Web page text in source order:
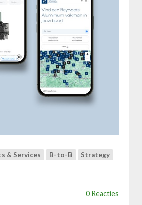
& Services B-to-B Strategy
0 Reacties